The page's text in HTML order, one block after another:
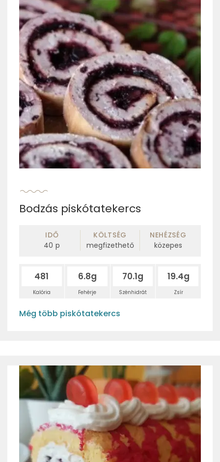
Bodzás piskótatekercs
IDŐ
40 p
KÖLTSÉG
megfizethető
NEHÉZSÉG
közepes
481
Kalória
6.8g
Fehérje
70.1g
Szénhidrát
19.4g
Zsír
Még több piskótatekercs